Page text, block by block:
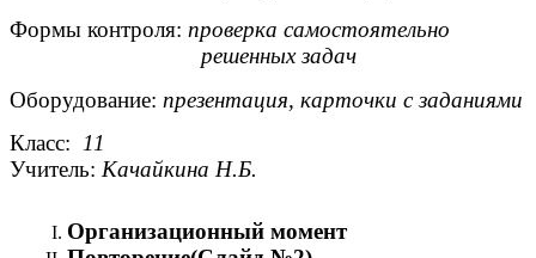
Формы контроля: проверка самостоятельно
решенных задач
Оборудование: презентация, карточки с заданиями
Класс: 11
Учитель: Качайкина Н.Б.
Организационный момент